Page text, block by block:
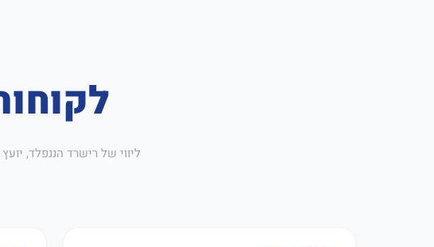
ליווי של רישרד הננפלד,